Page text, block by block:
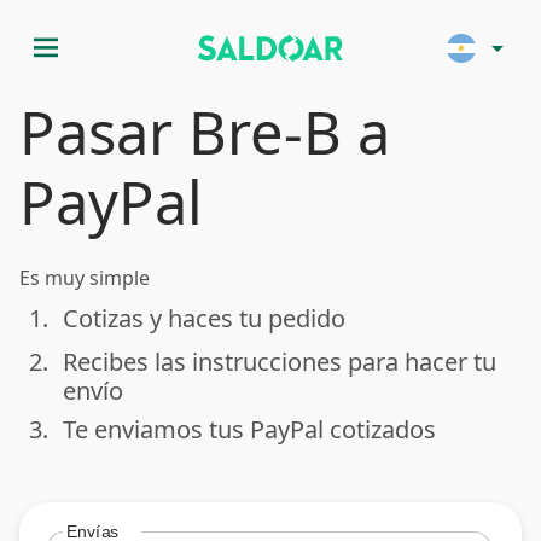
menu arrow_drop_down
Pasar Bre-B a
PayPal
Es muy simple
done
1. Cotizas y haces tu pedido
done
2. Recibes las instrucciones para hacer tu
envío
done
3. Te enviamos tus PayPal cotizados
Envías